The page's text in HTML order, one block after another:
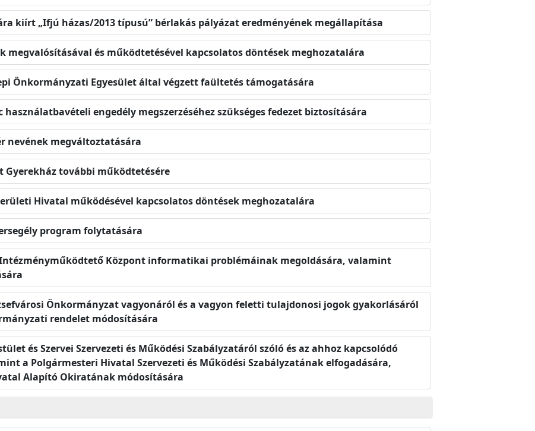
kiírt „Ifjú házas/2013 típusú” bérlakás pályázat eredményének megállapítása
megvalósításával és működtetésével kapcsolatos döntések meghozatalára
Önkormányzati Egyesület által végzett faültetés támogatására
használatbavételi engedély megszerzéséhez szükséges fedezet biztosítására
nevének megváltoztatására
Gyerekház további működtetésére
Hivatal működésével kapcsolatos döntések meghozatalára
program folytatására
Intézményműködtető Központ informatikai problémáinak megoldására, valamint
Önkormányzat vagyonáról és a vagyon feletti tulajdonosi jogok gyakorlásáról
rendelet módosítására
és Szervei Szervezeti és Működési Szabályzatáról szóló és az ahhoz kapcsolódó
a Polgármesteri Hivatal Szervezeti és Működési Szabályzatának elfogadására,
Alapító Okiratának módosítására